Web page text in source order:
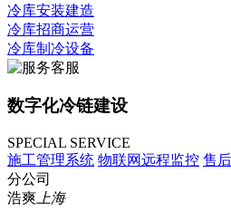
冷库安装建造
冷库招商运营
冷库制冷设备
数字化冷链建设
SPECIAL SERVICE
施工管理系统 物联网远程监控 售
分公司
浩爽 上海